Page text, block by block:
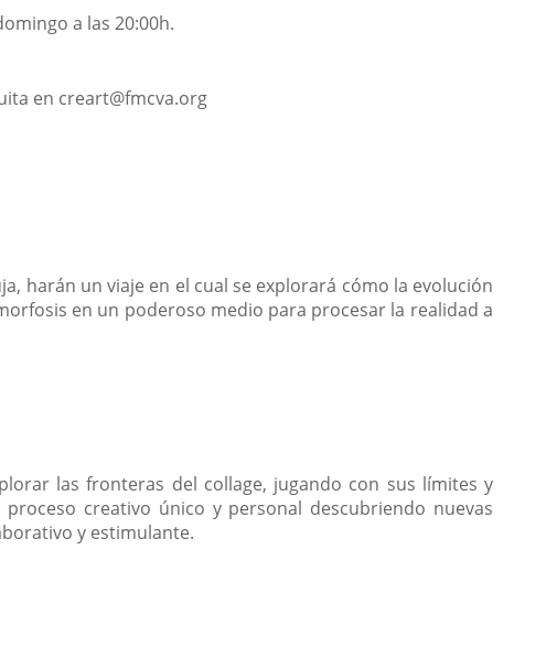
a las 20:00h.
en creart@fmcva.org
harán un viaje en el cual se explorará cómo la evolución
en un poderoso medio para procesar la realidad a
las fronteras del collage, jugando con sus límites y
creativo único y personal descubriendo nuevas
y estimulante.